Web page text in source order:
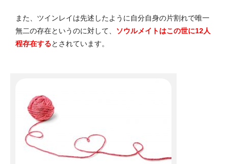
また、ツインレイは先述したように自分自身の片割れで唯一
無二の存在というのに対して、 ソウルメイトはこの世に12人
程存在するとされています。